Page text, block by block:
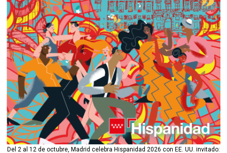
Del 2 al 12 de octubre, Madrid celebra Hispanidad 2026 con EE. UU. invitado: